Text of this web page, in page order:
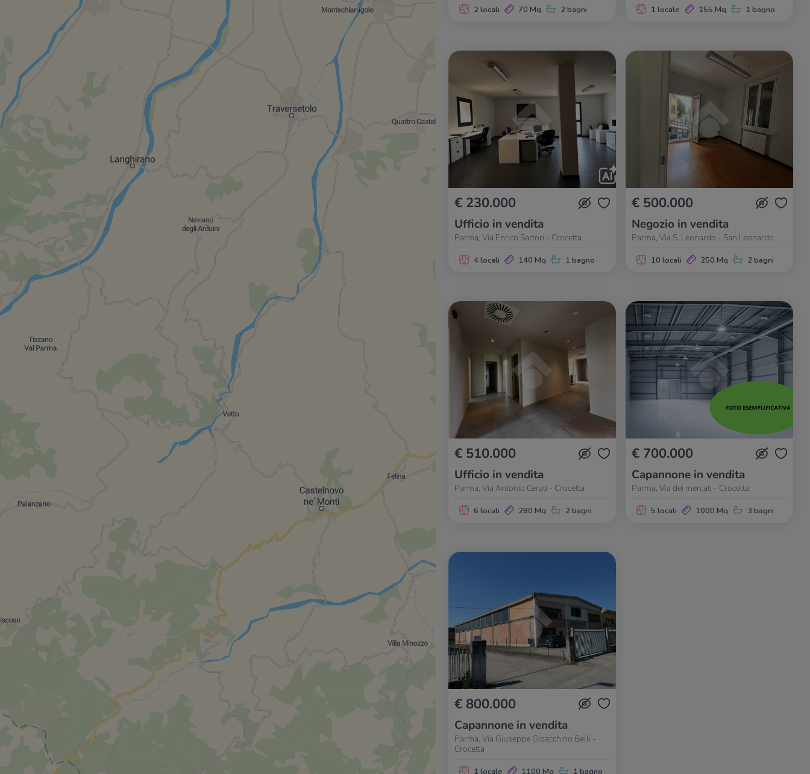
2 locali 70 Mq 2 bagni 1 locale 155 Mq 1 bagno
€ 230.000
Ufficio in vendita
Parma, Via Enrico Sartori - Crocetta
4 locali 140 Mq 1 bagno
€ 500.000
Negozio in vendita
Parma, Via S. Leonardo - San Leonardo
10 locali 250 Mq 2 bagni
€ 510.000
Ufficio in vendita
Parma, Via Antonio Cerati - Crocetta
6 locali 280 Mq 2 bagni
€ 700.000
Capannone in vendita
Parma, Via dei mercati - Crocetta
5 locali 1000 Mq 3 bagni
€ 800.000
Capannone in vendita
Parma, Via Giuseppe Gioacchino Belli -
Crocetta
1 locale 1100 Mq 1 bagno